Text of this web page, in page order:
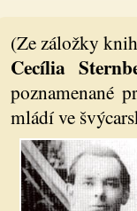
(Ze záložky
Cecília
poznamenané
mládí ve